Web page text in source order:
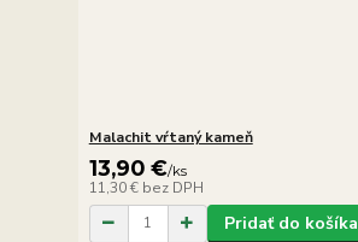
Malachit vŕtaný kameň
13,90 €/ks
11,30 € bez DPH
Pridať do košíka